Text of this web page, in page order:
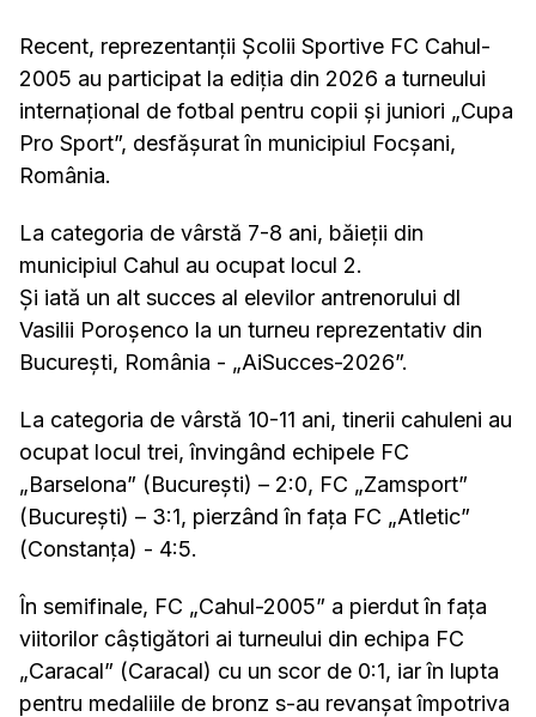
Recent, reprezentanții Școlii Sportive FC Cahul-
2005 au participat la ediția din 2026 a turneului
internațional de fotbal pentru copii și juniori „Cupa
Pro Sport”, desfășurat în municipiul Focșani,
România.
La categoria de vârstă 7-8 ani, băieții din
municipiul Cahul au ocupat locul 2.
Și iată un alt succes al elevilor antrenorului dl
Vasilii Poroșenco la un turneu reprezentativ din
București, România - „AiSucces-2026”.
La categoria de vârstă 10-11 ani, tinerii cahuleni au
ocupat locul trei, învingând echipele FC
„Barselona” (București) – 2:0, FC „Zamsport”
(București) – 3:1, pierzând în fața FC „Atletic”
(Constanța) - 4:5.
În semifinale, FC „Cahul-2005” a pierdut în fața
viitorilor câștigători ai turneului din echipa FC
„Caracal” (Caracal) cu un scor de 0:1, iar în lupta
pentru medaliile de bronz s-au revanșat împotriva